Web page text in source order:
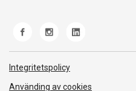
Frakt och leverans
Integritetspolicy
Använding av cookies